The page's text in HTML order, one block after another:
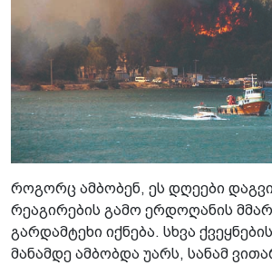
როგორც ამბობენ, ეს დღეები
რეაგირების გამო ერდოღანის
გარდამტეხი იქნება. სხვა
მანამდე ამბობდა უარს, სანამ